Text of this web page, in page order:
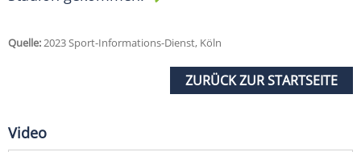
Quelle:2023 Sport-Informations-Dienst, Köln
ZURÜCK ZUR STARTSEITE
Video